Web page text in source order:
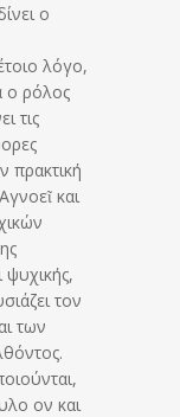
ο
λόγο,
ο ρόλος
τις
πρακτική
και
τον
των
ον και